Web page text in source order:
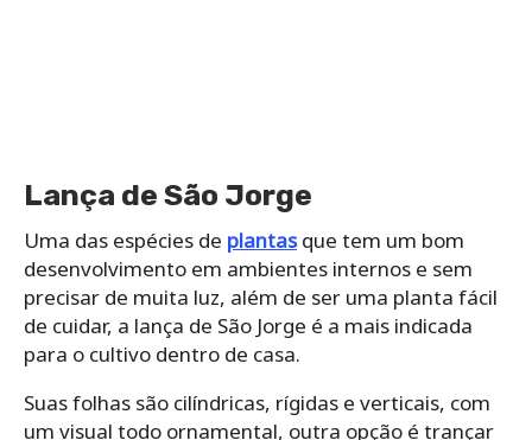
Lança de São Jorge
Uma das espécies de plantasque tem um bom
desenvolvimento em ambientes internos e sem
precisar de muita luz, além de ser uma planta fácil
de cuidar, a lança de São Jorge é a mais indicada
para o cultivo dentro de casa.
Suas folhas são cilíndricas, rígidas e verticais, com
um visual todo ornamental, outra opção é trançar